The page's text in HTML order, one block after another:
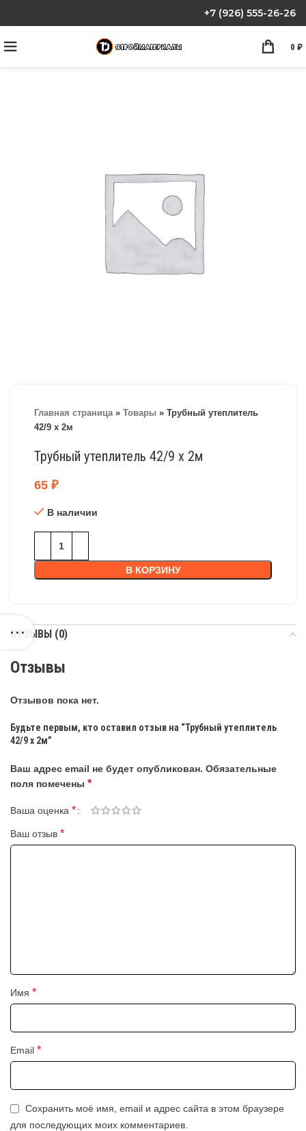
+7 (926) 555-26-26
0 ₽
Главная страница» Товары » Трубный утеплитель
42/9 х 2м
Трубный утеплитель 42/9 х 2м
65 ₽
В наличии
В КОРЗИНУ
ОТЗЫВЫ (0)
Отзывы
Отзывов пока нет.
Будьте первым, кто оставил отзыв на “Трубный утеплитель
42/9 х 2м”
Ваш адрес email не будет опубликован. Обязательные
поля помечены *
Ваша оценка *
Ваш отзыв *
Имя *
Email *
Сохранить моё имя, email и адрес сайта в этом браузере
для последующих моих комментариев.